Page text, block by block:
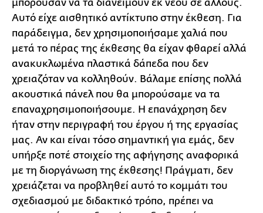
μπορούσαν να τα διανείμουν εκ νέου σε άλλους.
Αυτό είχε αισθητικό αντίκτυπο στην έκθεση. Για
παράδειγμα, δεν χρησιμοποιήσαμε χαλιά που
μετά το πέρας της έκθεσης θα είχαν φθαρεί αλλά
ανακυκλωμένα πλαστικά δάπεδα που δεν
χρειαζόταν να κολληθούν. Βάλαμε επίσης πολλά
ακουστικά πάνελ που θα μπορούσαμε να τα
επαναχρησιμοποιήσουμε. Η επανάχρηση δεν
ήταν στην περιγραφή του έργου ή της εργασίας
μας. Αν και είναι τόσο σημαντική για εμάς, δεν
υπήρξε ποτέ στοιχείο της αφήγησης αναφορικά
με τη διοργάνωση της έκθεσης! Πράγματι, δεν
χρειάζεται να προβληθεί αυτό το κομμάτι του
σχεδιασμού με διδακτικό τρόπο, πρέπει να